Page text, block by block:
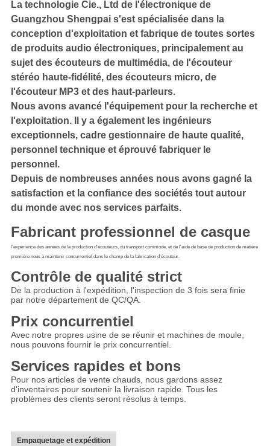
La technologie Cie., Ltd de l'électronique de
Guangzhou Shengpai s'est spécialisée dans la
conception d'exploitation et fabrique de toutes sortes
de produits audio électroniques, principalement au
sujet des écouteurs de multimédia, de l'écouteur
stéréo haute-fidélité, des écouteurs micro, de
l'écouteur MP3 et des haut-parleurs.
Nous avons avancé l'équipement pour la recherche et
l'exploitation. Il y a également les ingénieurs
exceptionnels, cadre gestionnaire de haute qualité,
personnel technique et éprouvé fabriquer le
personnel.
Depuis de nombreuses années nous avons gagné la
satisfaction et la confiance des sociétés tout autour
du monde avec nos services parfaits.
Fabricant professionnel de casque
l'expérience des années de la production d'écouteurs, du transport commode, et de l'aide de base de production de matière
première nous à maintenir concurrentiel dans le champ de la fabrication d'écouteur.
Contrôle de qualité strict
De la production à l'expédition, l'inspection de 3 fois sera finie
par notre département de QC/QA.
Prix concurrentiel
Avec notre propres usine de se réunir et machines de moule,
nous pouvons fournir le prix concurrentiel.
Services rapides et bons
Pour nos articles de vente chauds, nous gardons assez
d'inventaires pour soutenir la livraison rapide. Tous les
problèmes des clients seront résolus à temps.
Empaquetage et expédition